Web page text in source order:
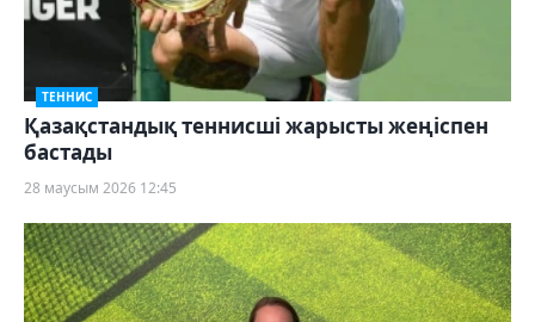
ТЕННИС
Қазақстандық теннисші жарысты жеңіспен
бастады
28 маусым 2026 12:45